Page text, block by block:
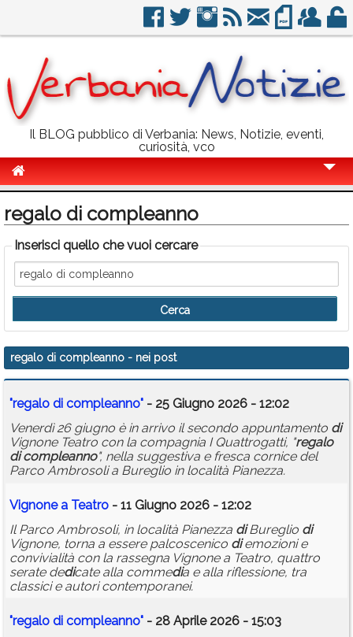
Il BLOG pubblico di Verbania: News, Notizie, eventi,
curiosità, vco
Politica
Sport
Eventi
Info Utili
Rubriche
Calendario
Annunci
regalo di compleanno
Inserisci quello che vuoi cercare
regalo di compleanno - nei post
"regalo di compleanno" - 25 Giugno 2026 - 12:02
Venerdì 26 giugno è in arrivo il secondo appuntamento di
Vignone Teatro con la compagnia I Quattrogatti, "regalo
di compleanno", nella suggestiva e fresca cornice del
Parco Ambrosoli a Bureglio in località Pianezza.
Vignone a Teatro - 11 Giugno 2026 - 12:02
Il Parco Ambrosoli, in località Pianezza diBureglio di
Vignone, torna a essere palcoscenico diemozioni e
convivialità con la rassegna Vignone a Teatro, quattro
serate dedicate alla commedia e alla riflessione, tra
classici e autori contemporanei.
"regalo di compleanno" - 28 Aprile 2026 - 15:03